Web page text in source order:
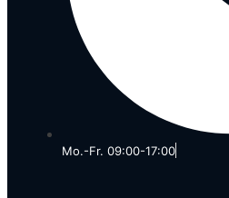
Mo.-Fr. 09:00-17:00